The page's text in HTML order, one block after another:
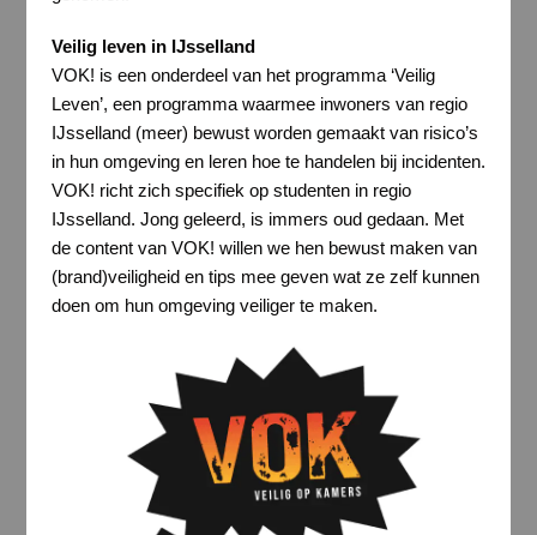
Veilig leven in IJsselland
VOK! is een onderdeel van het programma ‘Veilig
Leven’, een programma waarmee inwoners van regio
IJsselland (meer) bewust worden gemaakt van risico’s
in hun omgeving en leren hoe te handelen bij incidenten.
VOK! richt zich specifiek op studenten in regio
IJsselland. Jong geleerd, is immers oud gedaan. Met
de content van VOK! willen we hen bewust maken van
(brand)veiligheid en tips mee geven wat ze zelf kunnen
doen om hun omgeving veiliger te maken.